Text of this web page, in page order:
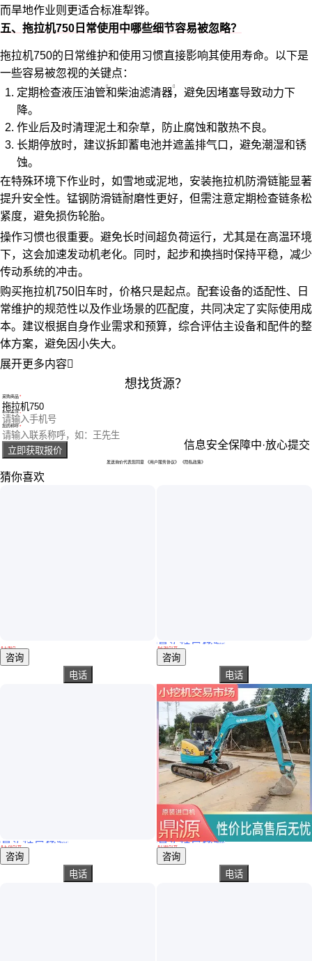
而旱地作业则更适合标准犁铧。
五、拖拉机750日常使用中哪些细节容易被忽略？
拖拉机750的日常维护和使用习惯直接影响其使用寿命。以下是
一些容易被忽视的关键点：
定期检查液压油管和柴油滤清器，避免因堵塞导致动力下
降。
作业后及时清理泥土和杂草，防止腐蚀和散热不良。
长期停放时，建议拆卸蓄电池并遮盖排气口，避免潮湿和锈
蚀。
在特殊环境下作业时，如雪地或泥地，安装拖拉机防滑链能显著
提升安全性。 锰钢防滑链耐磨性更好，但需注意定期检查链条松
紧度，避免损伤轮胎。
操作习惯也很重要。避免长时间超负荷运行，尤其是在高温环境
下，这会加速发动机老化。同时，起步和换挡时保持平稳，减少
传动系统的冲击。
购买拖拉机750旧车时，价格只是起点。配套设备的适配性、日
常维护的规范性以及作业场景的匹配度，共同决定了实际使用成
本。建议根据自身作业需求和预算，综合评估主设备和配件的整
体方案，避免因小失大。
展开更多内容
想找货源？
采购商品
您的电话
您的称呼
立即获取报价 信息安全保障中·放心提交
发送询价代表您同意 《用户服务协议》 《隐私政策》
猜你喜欢
￥ 1 .40万
山东济宁
咨询
电话
中拖高配置拖拉机 云南水田用驱动前桥 操作简单
真实性已核验
￥ 1 .70万/台
云南昆明
咨询
电话
道依茨法尔四轮农用拖拉机 操纵灵活 油耗少 100马力水旱地两用
真实性已核验
￥2 .50万/台
浙江宁波
咨询
电话
小型挖掘机二手交易市场出售买卖平台久保田日立卡特10/16/18/22
真实性已核验
￥7 .00万/台
广西柳州
咨询
电话